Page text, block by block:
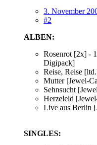
3. November
#2
ALBEN:
Rosenrot [2x] -
Digipack]
Reise, Reise
Mutter [Jewel-
Sehnsucht
Herzeleid
Live aus Berlin
SINGLES: